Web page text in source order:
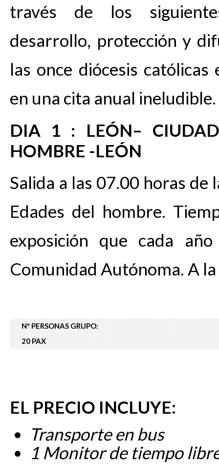
través de los
desarrollo, protección y
las once diócesis
en una cita anual ineludible.
DIA 1 : LEÓN–
HOMBRE -LEÓN
Salida a las 07.00 horas de
Edades del hombre.
exposición que cada
Comunidad Autónoma. A
Nº PERSONAS GRUPO:
20 PAX
EL PRECIO INCLUYE:
Transporte en bus
1 Monitor de tiempo